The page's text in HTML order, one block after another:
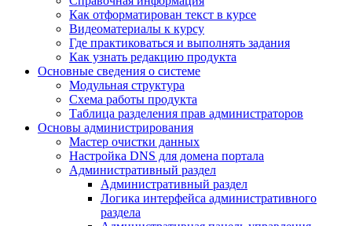
Как отформатирован текст в курсе
Видеоматериалы к курсу
Где практиковаться и выполнять задания
Как узнать редакцию продукта
Основные сведения о системе
Модульная структура
Схема работы продукта
Таблица разделения прав администраторов
Основы администрирования
Мастер очистки данных
Настройка DNS для домена портала
Административный раздел
Административный раздел
Логика интерфейса административного
раздела